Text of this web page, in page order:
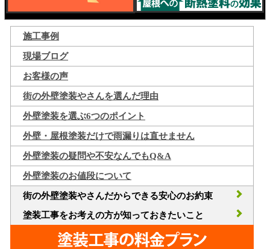
施工事例
現場ブログ
お客様の声
街の外壁塗装やさんを選んだ理由
外壁塗装を選ぶ6つのポイント
外壁・屋根塗装だけで雨漏りは直せません
外壁塗装の疑問や不安なんでもQ&A
外壁塗装のお値段について
街の外壁塗装やさんだからできる安心のお約束
塗装工事をお考えの方が知っておきたいこと